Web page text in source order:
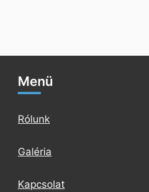
Menü
Rólunk
Galéria
Kapcsolat